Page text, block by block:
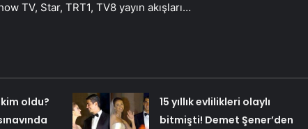
TV, Star, TRT1, TV8 yayın akışları…
oldu?
15 yıllık evlilikleri olaylı
bitmişti! Demet Şener’den